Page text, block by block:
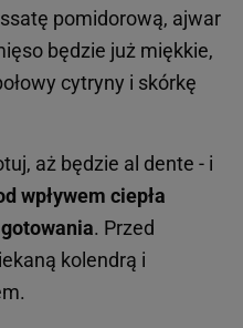
pomidorową, ajwar
będzie już miękkie,
cytryny i skórkę
aż będzie al dente - i
wpływem ciepła
. Przed
kolendrą i